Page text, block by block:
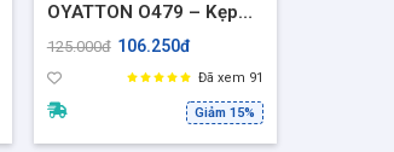
OYATTON O479 – Kẹp
đồ nướng, buffet, salad
23cm [OYT-AL479SWJ]
125.000đ 106.250đ
Đã xem 91
Giảm 15%